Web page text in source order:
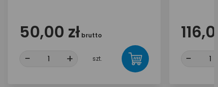
50,00 zł brutto
- + szt. -